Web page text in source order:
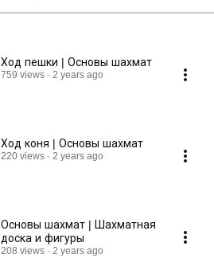
Ход пешки | Основы шахмат
759 views 2 years ago
Ход коня | Основы шахмат
220 views 2 years ago
Основы шахмат | Шахматная
доска и фигуры
208 views 2 years ago